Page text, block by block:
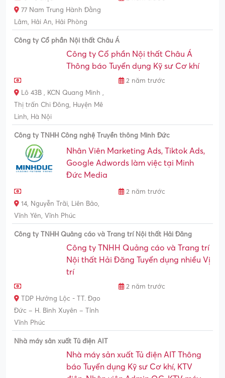
77 Nam Trung Hành Đằng
Lâm, Hải An, Hải Phòng
Công ty Cổ phần Nội thất Châu Á
Công ty Cổ phần Nội thất Châu Á
Thông báo Tuyển dụng Kỹ sư Cơ khí
2 năm trước
Lô 43B , KCN Quang Minh ,
Thị trấn Chi Đông, Huyện Mê
Linh, Hà Nội
Công ty TNHH Công nghệ Truyền thông Minh Đức
Nhân Viên Marketing Ads, Tiktok Ads,
Google Adwords làm việc tại Minh
Đức Media
2 năm trước
14, Nguyễn Trãi, Liên Bảo,
Vĩnh Yên, Vĩnh Phúc
Công ty TNHH Quảng cáo và Trang trí Nội thất Hải Đăng
Công ty TNHH Quảng cáo và Trang trí
Nội thất Hải Đăng Tuyển dụng nhiều Vị
trí
2 năm trước
TDP Hưởng Lộc - TT. Đạo
Đức – H. Bình Xuyên – Tỉnh
Vĩnh Phúc
Nhà máy sản xuất Tủ điện AIT
Nhà máy sản xuất Tủ điện AIT Thông
báo Tuyển dụng Kỹ sư Cơ khí, KTV